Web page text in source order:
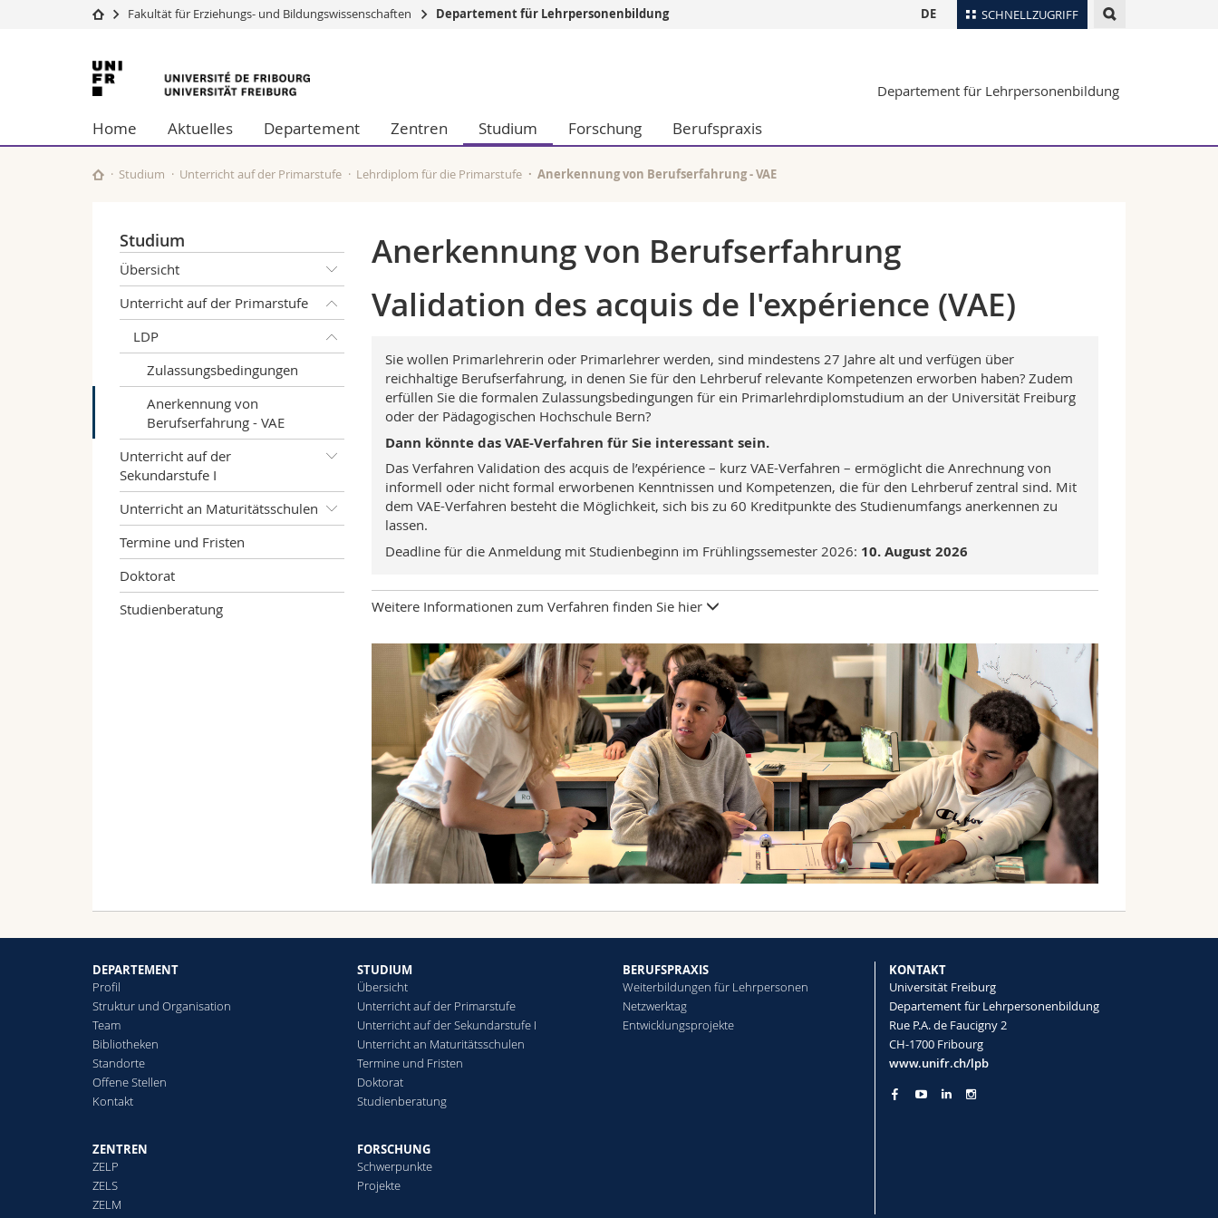
SCHNELLZUGRIFF
Universität
Studium
Forschung
Universität
Weiterbildung
Wirtschafts- und Sozialwissenschaftliche Fak.
Philosophische Fak.
Fak. für Erziehungs- und Bildungswissenschaften
Math.-Nat. und Med. Fak.
Medien
Forschende
Mitarbeitende
Doktorierende
Ortsplan
Webmail
DE
Fakultät für Erziehungs- und Bildungswissenschaften Departement für Lehrpersonenbildung
Universität
Freiburg
Departement für Lehrpersonenbildung
Home Aktuelles Departement Zentren Studium Forschung Berufspraxis
Studium Unterricht auf der Primarstufe Lehrdiplom für die Primarstufe Anerkennung von Berufserfahrung - VAE
Studium
Übersicht
Unterricht auf der Primarstufe
LDP
Zulassungsbedingungen
Anerkennung von
Berufserfahrung - VAE
Unterricht auf der
Sekundarstufe I
Unterricht an Maturitätsschulen
Termine und Fristen
Doktorat
Studienberatung
Anerkennung von Berufserfahrung
Validation des acquis de l'expérience (VAE)
Sie wollen Primarlehrerin oder Primarlehrer werden, sind mindestens 27 Jahre alt und verfügen über
reichhaltige Berufserfahrung, in denen Sie für den Lehrberuf relevante Kompetenzen erworben haben? Zudem
erfüllen Sie die formalen Zulassungsbedingungen für ein Primarlehrdiplomstudium an der Universität Freiburg
oder der Pädagogischen Hochschule Bern?
Dann könnte das VAE-Verfahren für Sie interessant sein.
Das Verfahren Validation des acquis de l’expérience – kurz VAE-Verfahren – ermöglicht die Anrechnung von
informell oder nicht formal erworbenen Kenntnissen und Kompetenzen, die für den Lehrberuf zentral sind. Mit
dem VAE-Verfahren besteht die Möglichkeit, sich bis zu 60 Kreditpunkte des Studienumfangs anerkennen zu
lassen.
Deadline für die Anmeldung mit Studienbeginn im Frühlingssemester 2026: 10. August 2026
Weitere Informationen zum Verfahren finden Sie hier
DEPARTEMENT
Profil
Struktur und Organisation
Team
Bibliotheken
Standorte
Offene Stellen
Kontakt
ZENTREN
ZELP
ZELS
ZELM
STUDIUM
Übersicht
Unterricht auf der Primarstufe
Unterricht auf der Sekundarstufe I
Unterricht an Maturitätsschulen
Termine und Fristen
Doktorat
Studienberatung
FORSCHUNG
Schwerpunkte
Projekte
BERUFSPRAXIS
Weiterbildungen für Lehrpersonen
Netzwerktag
Entwicklungsprojekte
KONTAKT
Universität Freiburg
Departement für Lehrpersonenbildung
Rue P.A. de Faucigny 2
CH-1700 Fribourg
www.unifr.ch/lpb